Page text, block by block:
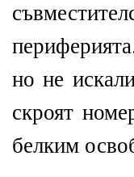
но не
скроят
белким